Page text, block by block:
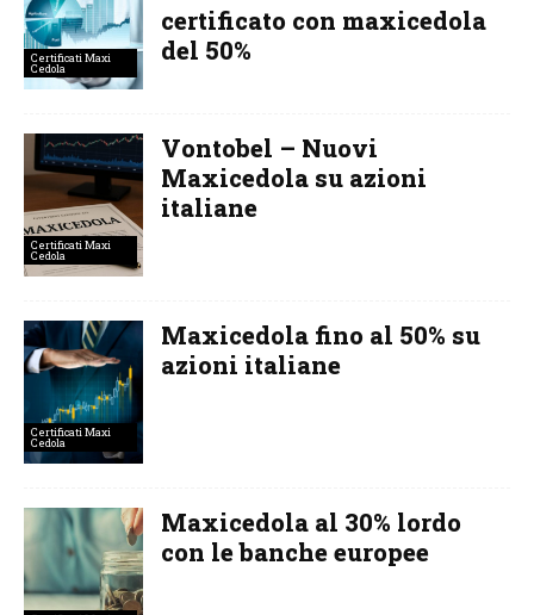
Certificati Maxi
Cedola
certificato con maxicedola
del 50%
Certificati Maxi
Cedola
Vontobel – Nuovi
Maxicedola su azioni
italiane
Certificati Maxi
Cedola
Maxicedola fino al 50% su
azioni italiane
Maxicedola al 30% lordo
con le banche europee